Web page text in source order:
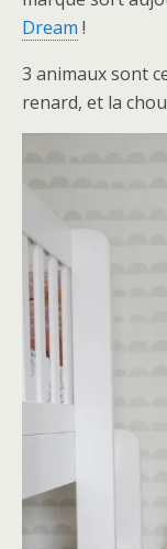
Dream !
3 animaux sont
renard, et la